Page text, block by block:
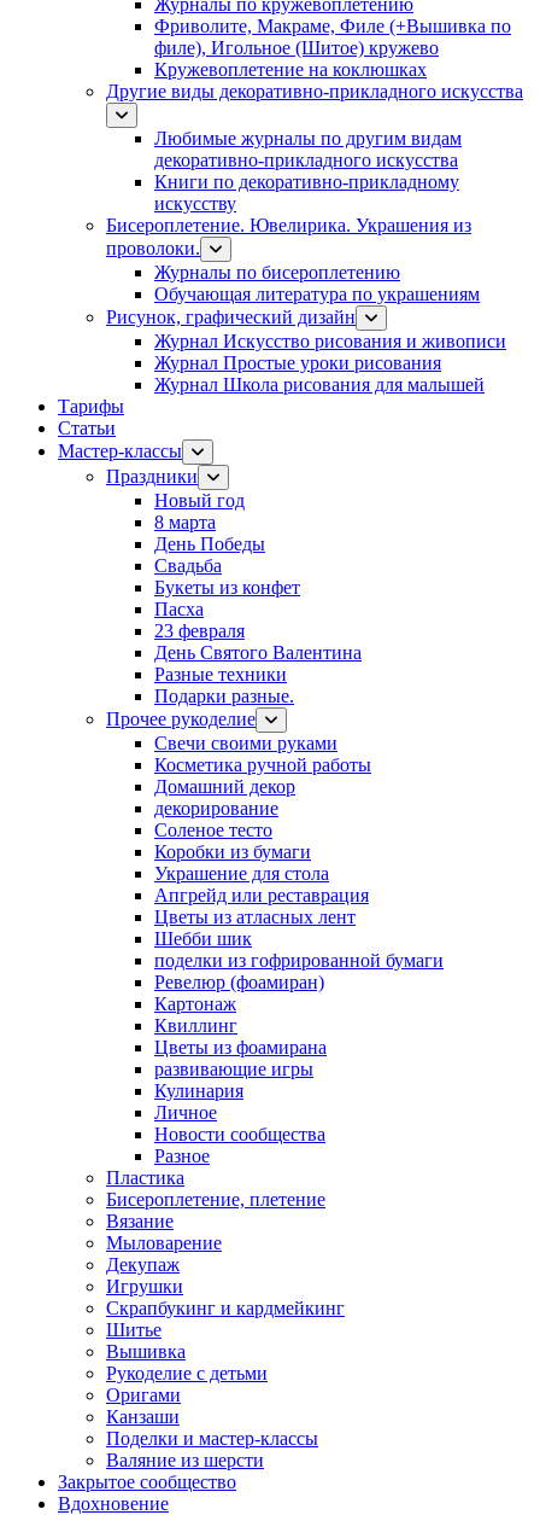
Журналы по кружевоплетению
Фриволите, Макраме, Филе (+Вышивка по
филе), Игольное (Шитое) кружево
Кружевоплетение на коклюшках
Другие виды декоративно-прикладного искусства
Любимые журналы по другим видам
декоративно-прикладного искусства
Книги по декоративно-прикладному
искусству
Бисероплетение. Ювелирика. Украшения из
проволоки.
Журналы по бисероплетению
Обучающая литература по украшениям
Рисунок, графический дизайн
Журнал Искусство рисования и живописи
Журнал Простые уроки рисования
Журнал Школа рисования для малышей
Тарифы
Статьи
Мастер-классы
Праздники
Новый год
8 марта
День Победы
Свадьба
Букеты из конфет
Пасха
23 февраля
День Святого Валентина
Разные техники
Подарки разные.
Прочее рукоделие
Свечи своими руками
Косметика ручной работы
Домашний декор
декорирование
Соленое тесто
Коробки из бумаги
Украшение для стола
Апгрейд или реставрация
Цветы из атласных лент
Шебби шик
поделки из гофрированной бумаги
Ревелюр (фоамиран)
Картонаж
Квиллинг
Цветы из фоамирана
развивающие игры
Кулинария
Личное
Новости сообщества
Разное
Пластика
Бисероплетение, плетение
Вязание
Мыловарение
Декупаж
Игрушки
Скрапбукинг и кардмейкинг
Шитье
Вышивка
Рукоделие с детьми
Оригами
Канзаши
Поделки и мастер-классы
Валяние из шерсти
Закрытое сообщество
Вдохновение